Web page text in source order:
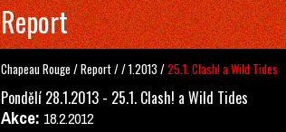
Report
Chapeau Rouge /Report//1.2013 /25.1. Clash! a Wild Tides
Pondělí 28.1.2013 - 25.1. Clash! a Wild Tides
Akce: 18.2.2012